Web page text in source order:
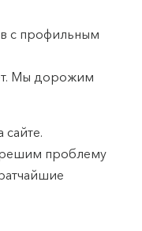
с профильным
Мы дорожим
решим проблему